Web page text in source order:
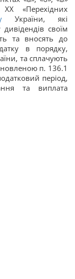
«Перехідних
України, які
своїм
та вносять до
в порядку,
та сплачують
п. 136.1
період,
та виплата